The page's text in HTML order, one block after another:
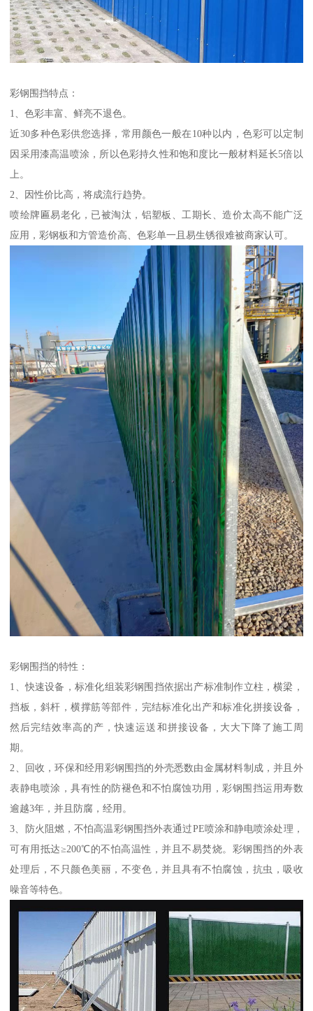
彩钢围挡特点：
1、色彩丰富、鲜亮不退色。
近30多种色彩供您选择，常用颜色一般在10种以内，色彩可以定制
因采用漆高温喷涂，所以色彩持久性和饱和度比一般材料延长5倍以
上。
2、因性价比高，将成流行趋势。
喷绘牌匾易老化，已被淘汰，铝塑板、工期长、造价太高不能广泛
应用，彩钢板和方管造价高、色彩单一且易生锈很难被商家认可。
彩钢围挡的特性：
1、快速设备，标准化组装彩钢围挡依据出产标准制作立柱，横梁，
挡板，斜杆，横撑筋等部件，完结标准化出产和标准化拼接设备，
然后完结效率高的产，快速运送和拼接设备，大大下降了施工周
期。
2、回收，环保和经用彩钢围挡的外壳悉数由金属材料制成，并且外
表静电喷涂，具有性的防褪色和不怕腐蚀功用，彩钢围挡运用寿数
逾越3年，并且防腐，经用。
3、防火阻燃，不怕高温彩钢围挡外表通过PE喷涂和静电喷涂处理，
可有用抵达≥200℃的不怕高温性，并且不易焚烧。彩钢围挡的外表
处理后，不只颜色美丽，不变色，并且具有不怕腐蚀，抗虫，吸收
噪音等特色。